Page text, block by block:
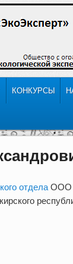
КОНКУРСЫ
отделаООО